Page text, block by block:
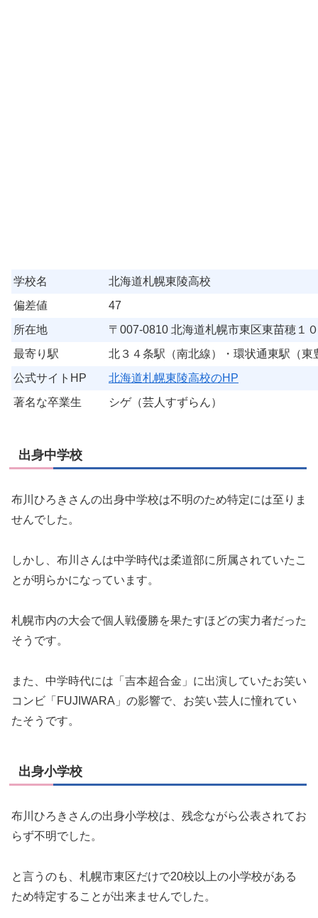
学校名
北海道札幌東陵高校
偏差値
47
所在地
〒007-0810 北海道札幌市東区東苗穂１
最寄り駅
北３４条駅（南北線）・環状通東駅（東
公式サイトHP
北海道札幌東陵高校のHP
著名な卒業生
シゲ（芸人すずらん）
出身中学校
布川ひろきさんの出身中学校は不明のため特定には至りま
せんでした。
しかし、布川さんは中学時代は柔道部に所属されていたこ
とが明らかになっています。
札幌市内の大会で個人戦優勝を果たすほどの実力者だった
そうです。
また、中学時代には「吉本超合金」に出演していたお笑い
コンビ「FUJIWARA」の影響で、お笑い芸人に憧れてい
たそうです。
出身小学校
布川ひろきさんの出身小学校は、残念ながら公表されてお
らず不明でした。
と言うのも、札幌市東区だけで20校以上の小学校がある
ため特定することが出来ませんでした。